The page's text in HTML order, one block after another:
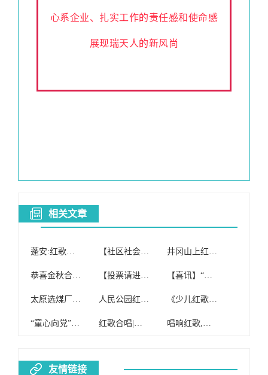
心系企业、扎实工作的责任感和使命感
展现瑞天人的新风尚
相关文章
蓬安:红歌合唱团举办“庆国庆迎重阳”文艺演出 【社区社会工作室】操场社区开展红歌合唱团筹备会 井冈山上红歌响,于都的长征源合唱团又火了一把~
恭喜金秋合唱团荣获邻里节红歌赛大合唱、小合唱双项桂冠! 【投票请进】百色学院2017年“最佳红歌合唱团”投票开始! 【喜讯】“红歌献给党”,大鳌合唱团用这首红歌献给党,喜获银奖!
太原选煤厂成立红歌健康合唱团 人民公园红歌合唱团文艺演出 《少儿红歌合唱团》免费招生!!!
“童心向党”红歌合唱大赛在县体育馆举行,来看看有没有你家的小朋友吧…… 红歌合唱|中国万岁队 唱响红歌,爱我中华——沙湾一中举行红歌合唱比赛
友情链接